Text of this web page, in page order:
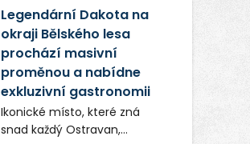
Legendární Dakota na
okraji Bělského lesa
prochází masivní
proměnou a nabídne
exkluzivní gastronomii
Ikonické místo, které zná
snad každý Ostravan,